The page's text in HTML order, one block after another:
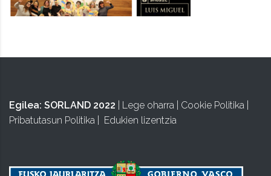
Egilea: SORLAND 2022 Lege oharra Cookie Politika
Pribatutasun Politika
Edukien lizentzia